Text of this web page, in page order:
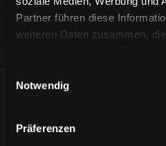
Partner führen diese
weiteren Daten zusammen,
Notwendig
Präferenzen